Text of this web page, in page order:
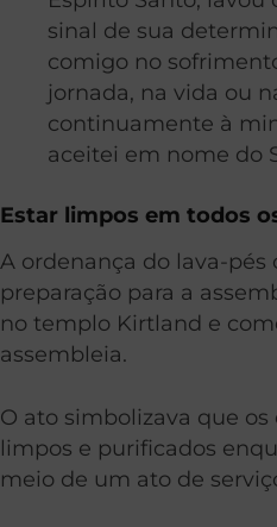
sinal de sua
comigo no
jornada, na vida ou
continuamente à
aceitei em nome do
Estar limpos em todos
A ordenança do lava-
preparação para a
no templo Kirtland e
assembleia.
O ato simbolizava que
limpos e purificados
meio de um ato de